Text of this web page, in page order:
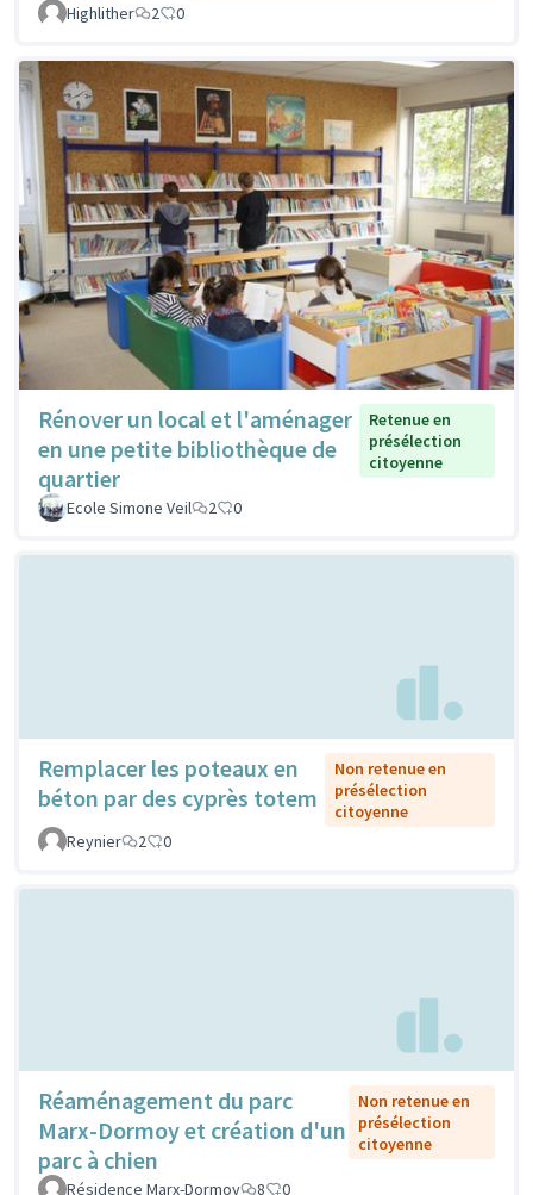
Highlither
2 0
Rénover un local et l'aménager
en une petite bibliothèque de
quartier
Retenue en
présélection
citoyenne
Ecole Simone Veil 2 0
Remplacer les poteaux en
béton par des cyprès totem
Non retenue en
présélection
citoyenne
Reynier
2 0
Réaménagement du parc
Marx-Dormoy et création d'un
parc à chien
Non retenue en
présélection
citoyenne
Résidence Marx-Dormoy 8 0